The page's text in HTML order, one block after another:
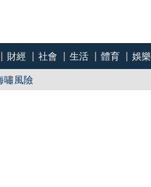
財經 社會 生活 體育 娛樂
嘯風險